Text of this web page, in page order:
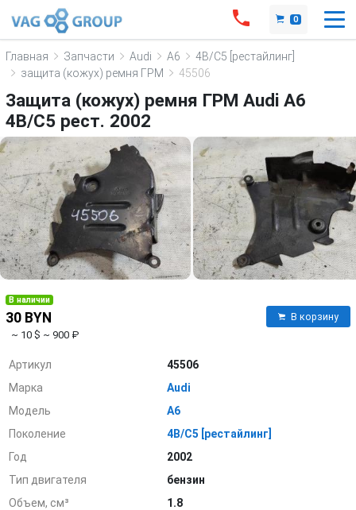
0
Главная Запчасти Audi A6
4B/C5 [рестайлинг]
защита (кожух) ремня ГРМ
45506
Защита (кожух) ремня ГРМ Audi A6
4B/C5 рест. 2002
В наличии
30 BYN
~ 10 $ ~ 900 ₽
В корзину
Артикул
45506
Марка
Audi
Модель
A6
Поколение
4B/C5 [рестайлинг]
Год
2002
Тип двигателя
бензин
Объем, см³
1.8